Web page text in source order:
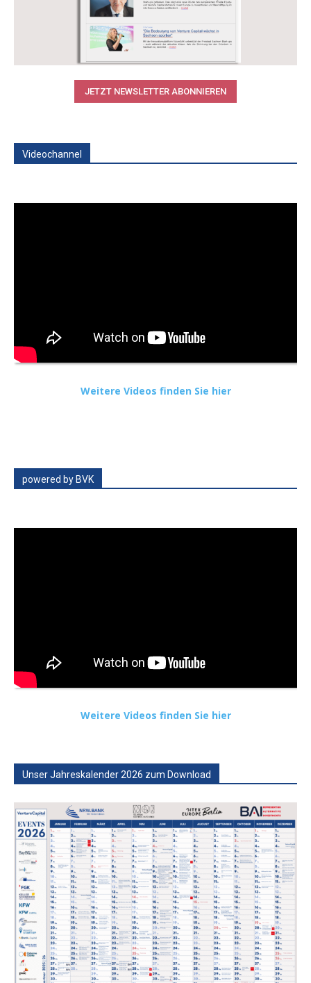
JETZT NEWSLETTER ABONNIEREN
Videochannel
Weitere Videos finden Sie hier
powered by BVK
Weitere Videos finden Sie hier
Unser Jahreskalender 2026 zum Download